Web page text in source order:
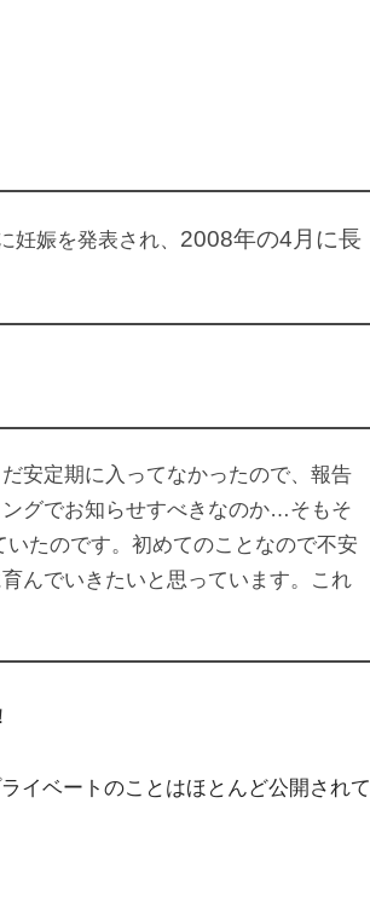
妊娠を発表され、 2008年の4月に長
安定期に入ってなかったので、報告
グでお知らせすべきなのか…そもそ
たのです。初めてのことなので不安
んでいきたいと思っています。これ
イベートのことはほとんど公開されて